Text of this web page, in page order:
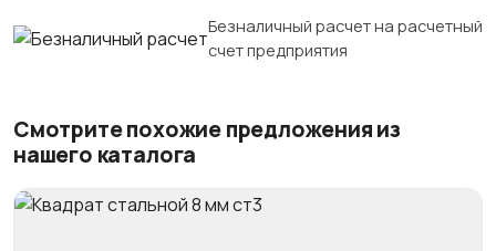
Безналичный расчет на расчетный
счет предприятия
Смотрите похожие предложения из
нашего каталога